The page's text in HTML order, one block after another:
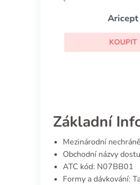
Aricept
KOUPIT
Základní
Mezinárodní
Obchodní názvy
ATC kód: N07BB01
Formy a dávkování: